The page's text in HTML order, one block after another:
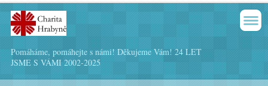
Pomáháme, pomáhejte s námi! Děkujeme Vám! 24 LET
JSME S VÁMI 2002-2025